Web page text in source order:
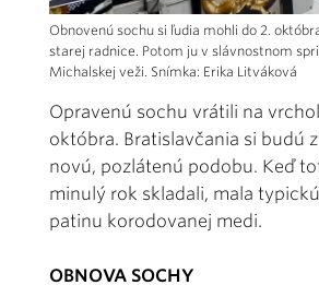
Obnovenú sochu si ľudia mohli do 2.
starej radnice. Potom ju v slávnostnom
Michalskej veži. Snímka: Erika Litváková
Opravenú sochu vrátili na
októbra. Bratislavčania si budú
novú, pozlátenú podobu. Keď
minulý rok skladali, mala
patinu korodovanej medi.
OBNOVA SOCHY